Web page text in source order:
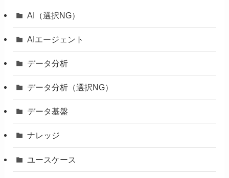
AI（選択NG）
AIエージェント
データ分析
データ分析（選択NG）
データ基盤
ナレッジ
ユースケース